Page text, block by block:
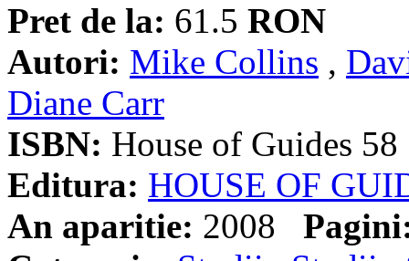
Pret de la: 61.5 RON
Autori: Mike Collins ,
Diane Carr
ISBN: House of Guides 58
Editura: HOUSE OF
An aparitie: 2008